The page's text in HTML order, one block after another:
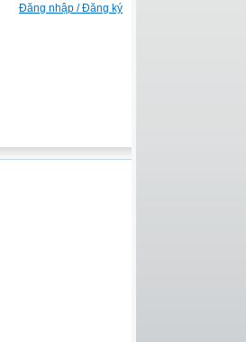
Đăng nhập / Đăng ký